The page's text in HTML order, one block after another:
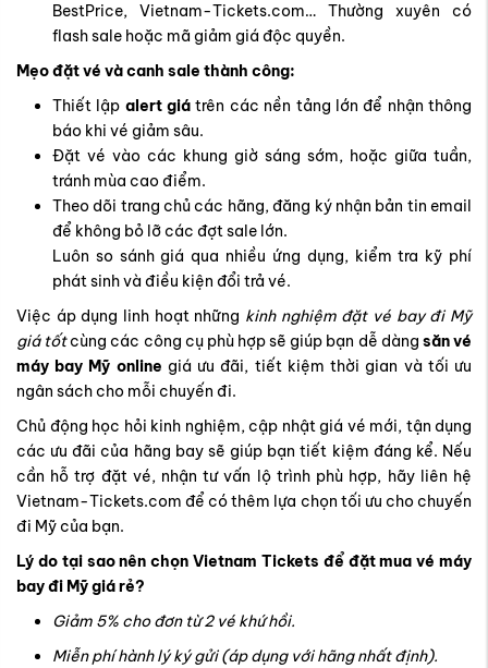
BestPrice, Vietnam-Tickets.com… Thường xuyên có
flash sale hoặc mã giảm giá độc quyền.
Mẹo đặt vé và canh sale thành công:
Thiết lập alert giá trên các nền tảng lớn để nhận thông
báo khi vé giảm sâu.
Đặt vé vào các khung giờ sáng sớm, hoặc giữa tuần,
tránh mùa cao điểm.
Theo dõi trang chủ các hãng, đăng ký nhận bản tin email
để không bỏ lỡ các đợt sale lớn.
Luôn so sánh giá qua nhiều ứng dụng, kiểm tra kỹ phí
phát sinh và điều kiện đổi trả vé.
Việc áp dụng linh hoạt những kinh nghiệm đặt vé bay đi Mỹ
giá tốt cùng các công cụ phù hợp sẽ giúp bạn dễ dàng săn vé
máy bay Mỹ online giá ưu đãi, tiết kiệm thời gian và tối ưu
ngân sách cho mỗi chuyến đi.
Chủ động học hỏi kinh nghiệm, cập nhật giá vé mới, tận dụng
các ưu đãi của hãng bay sẽ giúp bạn tiết kiệm đáng kể. Nếu
cần hỗ trợ đặt vé, nhận tư vấn lộ trình phù hợp, hãy liên hệ
Vietnam-Tickets.com để có thêm lựa chọn tối ưu cho chuyến
đi Mỹ của bạn.
Lý do tại sao nên chọn Vietnam Tickets để đặt mua vé máy
bay đi Mỹ giá rẻ?
Giảm 5% cho đơn từ 2 vé khứ hồi.
Miễn phí hành lý ký gửi (áp dụng với hãng nhất định).